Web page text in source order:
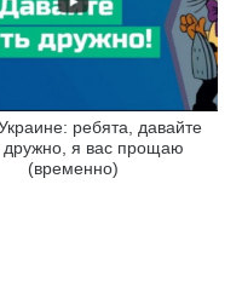
ребята, давайте
дружно, я вас прощаю
(временно)